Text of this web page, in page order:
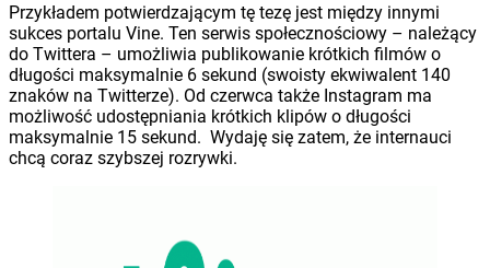
Przykładem potwierdzającym tę tezę jest między innymi
sukces portalu Vine. Ten serwis społecznościowy – należący
do Twittera – umożliwia publikowanie krótkich filmów o
długości maksymalnie 6 sekund (swoisty ekwiwalent 140
znaków na Twitterze). Od czerwca także Instagram ma
możliwość udostępniania krótkich klipów o długości
maksymalnie 15 sekund. Wydaję się zatem, że internauci
chcą coraz szybszej rozrywki.